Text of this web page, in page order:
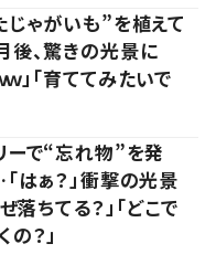
ゃがいも”を植えて
、驚きの光景に
」「育ててみたいで
ーで“忘れ物”を発
はぁ？」衝撃の光景
落ちてる？」「どこで
？」